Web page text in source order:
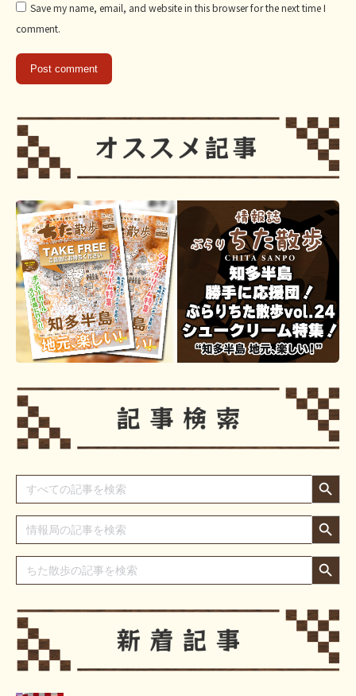
Save my name, email, and website in this browser for the next time I
comment.
Post comment
Search
for:
Search Button
Search
for:
Search Button
Search
for:
Search Button